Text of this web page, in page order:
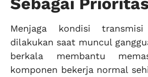
Menjaga kondisi
dilakukan saat muncul
berkala membantu
komponen bekerja normal